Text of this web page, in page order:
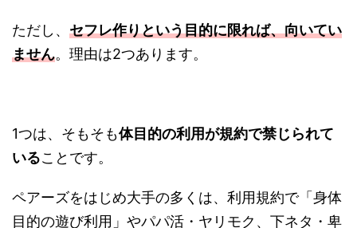
ただし、 セフレ作りという目的に限れば、向いてい
ません。理由は2つあります。
1つは、そもそも体目的の利用が規約で禁じられて
いることです。
ペアーズをはじめ大手の多くは、利用規約で「身体
目的の遊び利用」やパパ活・ヤリモク、下ネタ・卑